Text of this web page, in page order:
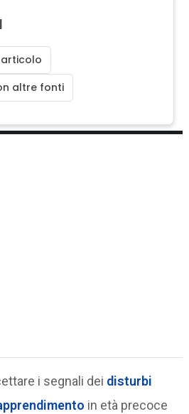
articolo
altre fonti
i segnali dei disturbi
in età precoce